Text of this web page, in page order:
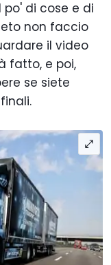
po' di cose e di
non faccio
il video
fatto, e poi,
se siete